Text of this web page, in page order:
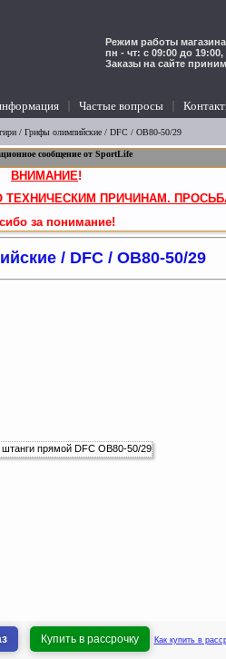
Режим работы
пн - чт: с 09:00 до
Заказы на сайте
Частые вопросы
/ Грифы олимпийские / DFC / OB80-50/29
сообщение от SportLife
ВНИМАНИЕ!
ПРИЧИНАМ.
за понимание!
/ DFC / OB80-50/29
Купить в рассрочку Как купить в